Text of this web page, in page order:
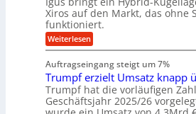
g
e
n
g
u
n
g
e
a
s
c
h
i
e
n
b
a
u
k
r
e
i
s
a
u
f
s
c
h
i
e
e
n
f
ü
h
Xiros auf den Markt, das ohne
funktioniert.
Weiterlesen:
W
r
t
u
n
g
Auftragseingang steigt um 7%
Trumpf erzielt Umsatz knapp
Trumpf hat die vorläufigen
Geschäftsjahr 2025/26